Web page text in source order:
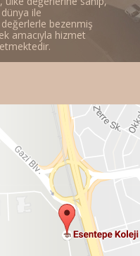
ile
bezenmiş
amacıyla hizmet